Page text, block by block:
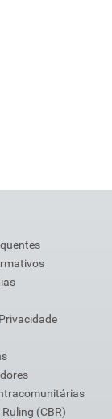
(CBR)